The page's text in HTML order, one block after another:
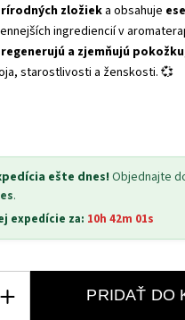
zložiek a obsahuje
ingrediencií v
a zjemňujú pokožku
starostlivosti a ženskosti. 💞
ešte dnes! Objednajte
.
expedície za: 10h 42m 00s
PRIDAŤ DO